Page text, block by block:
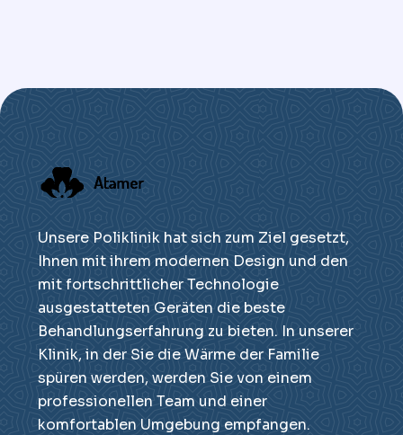
Unsere Poliklinik hat sich zum Ziel gesetzt,
Ihnen mit ihrem modernen Design und den
mit fortschrittlicher Technologie
ausgestatteten Geräten die beste
Behandlungserfahrung zu bieten. In unserer
Klinik, in der Sie die Wärme der Familie
spüren werden, werden Sie von einem
professionellen Team und einer
komfortablen Umgebung empfangen.